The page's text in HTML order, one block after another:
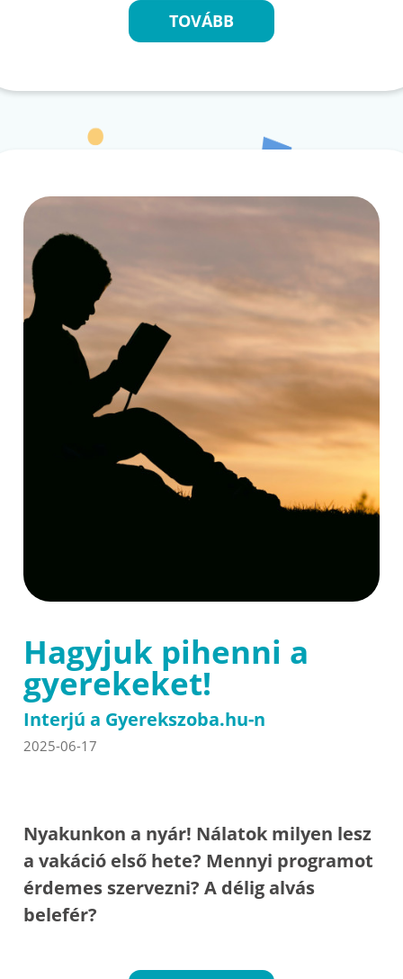
TOVÁBB
Hagyjuk pihenni a
gyerekeket!
Interjú a Gyerekszoba.hu-n
2025-06-17
Nyakunkon a nyár! Nálatok milyen lesz
a vakáció első hete? Mennyi programot
érdemes szervezni? A délig alvás
belefér?